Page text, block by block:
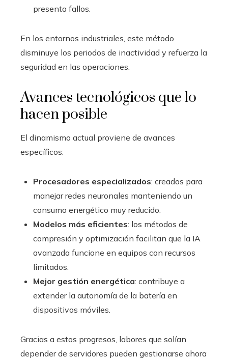
presenta fallos.
En los entornos industriales, este método
disminuye los periodos de inactividad y refuerza la
seguridad en las operaciones.
Avances tecnológicos que lo
hacen posible
El dinamismo actual proviene de avances
específicos:
Procesadores especializados: creados para
manejar redes neuronales manteniendo un
consumo energético muy reducido.
Modelos más eficientes: los métodos de
compresión y optimización facilitan que la IA
avanzada funcione en equipos con recursos
limitados.
Mejor gestión energética: contribuye a
extender la autonomía de la batería en
dispositivos móviles.
Gracias a estos progresos, labores que solían
depender de servidores pueden gestionarse ahora